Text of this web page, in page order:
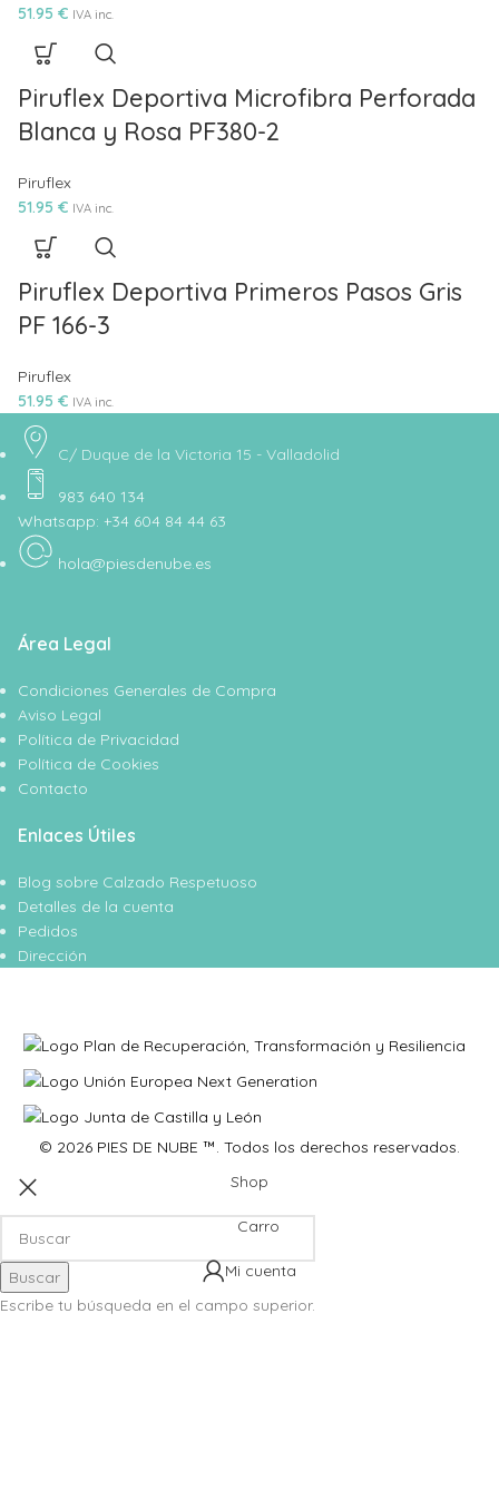
51.95 € IVA inc.
Piruflex Deportiva Microfibra Perforada
Blanca y Rosa PF380-2
Piruflex
51.95 € IVA inc.
Piruflex Deportiva Primeros Pasos Gris
PF 166-3
Piruflex
51.95 € IVA inc.
C/ Duque de la Victoria 15 - Valladolid
983 640 134
Whatsapp: +34 604 84 44 63
hola@piesdenube.es
Área Legal
Condiciones Generales de Compra
Aviso Legal
Política de Privacidad
Política de Cookies
Contacto
Enlaces Útiles
Blog sobre Calzado Respetuoso
Detalles de la cuenta
Pedidos
Dirección
© 2026 PIES DE NUBE ™. Todos los derechos reservados.
Buscar
Escribe tu búsqueda en el campo superior.
Shop
Carro
Mi cuenta